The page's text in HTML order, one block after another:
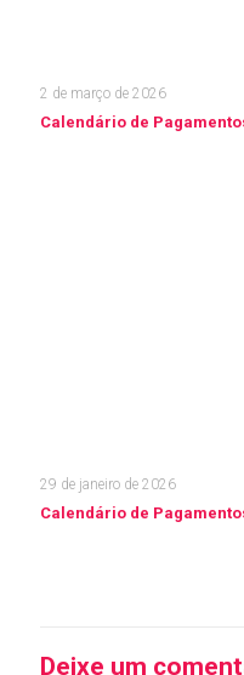
2 de março de 2026
Calendário de
29 de janeiro de 2026
Calendário de
Deixe um